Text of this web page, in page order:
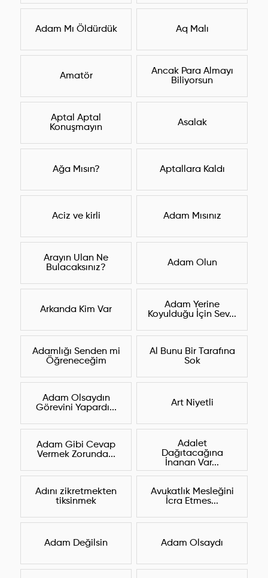
Adam Mı Öldürdük Aq Malı
Amatör
Ancak Para Almayı
Biliyorsun
Aptal Aptal
Konuşmayın
Asalak
Ağa Mısın? Aptallara Kaldı
Aciz ve kirli Adam Mısınız
Arayın Ulan Ne
Bulacaksınız?
Adam Olun
Arkanda Kim Var
Adam Yerine
Koyulduğu İçin Sev...
Adamlığı Senden mi
Öğreneceğim
Al Bunu Bir Tarafına
Sok
Adam Olsaydın
Görevini Yapardı...
Art Niyetli
Adam Gibi Cevap
Vermek Zorunda...
Adalet
Dağıtacağına
İnanan Var...
Adını zikretmekten
tiksinmek
Avukatlık Mesleğini
İcra Etmes...
Adam Değilsin Adam Olsaydı